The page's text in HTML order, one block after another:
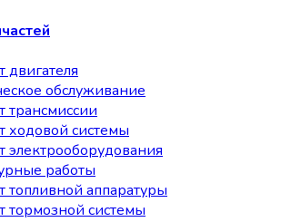
двигателя
обслуживание
трансмиссии
ходовой системы
электрооборудования
работы
топливной аппаратуры
тормозной системы